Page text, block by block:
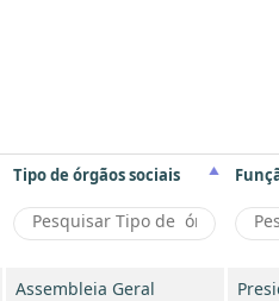
Tipo de órgãos sociais
Assembleia Geral